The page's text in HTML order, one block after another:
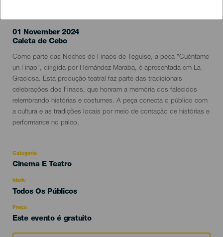
01 November 2024
Localidad
Caleta de Cebo
Descripción
del
evento
Como parte das Noches de Finaos de Teguise, a peça "Cuéntame
un Finao", dirigida por Hernández Maraba, é apresentada em La
Graciosa. Esta produção teatral faz parte das tradicionais
celebrações dos Finaos, que honram a memória dos falecidos
relembrando histórias e costumes. A peça conecta o público com
a cultura e as tradições locais por meio de contação de histórias e
performance no palco.
Categoria
Categoría
evento
Cinema E Teatro
Idade
Edad
Todos Os Públicos
Preço
Este evento é gratuito